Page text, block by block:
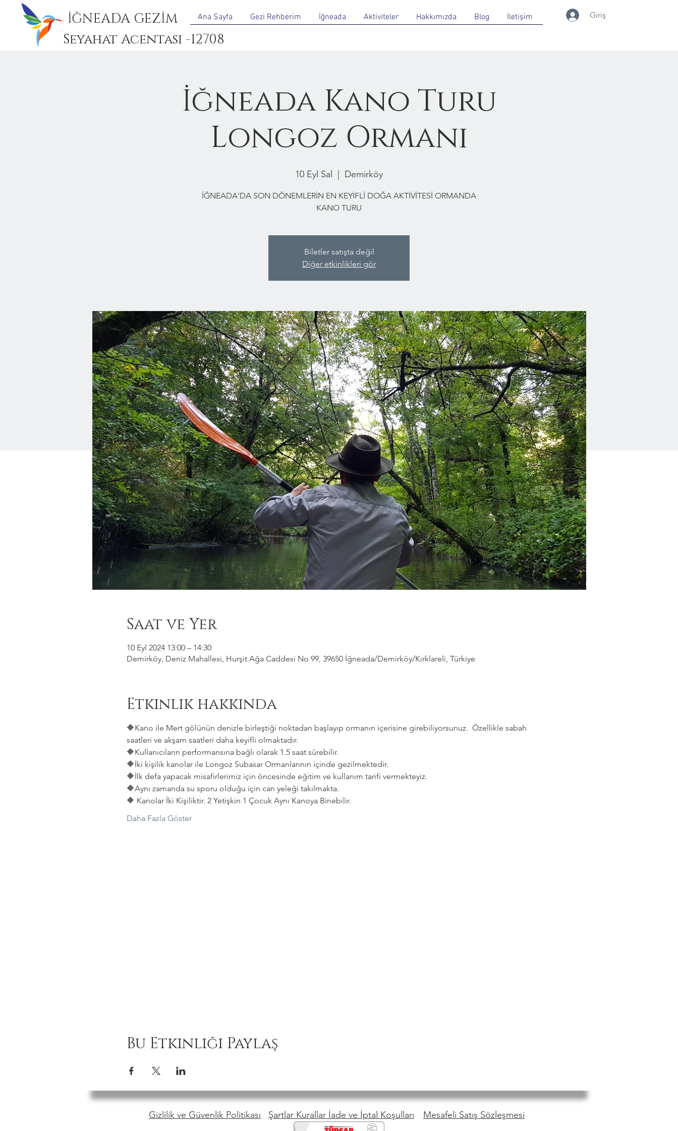
İĞNEADA GEZİM
Seyahat Acentası -12708
Ana Sayfa Gezi Rehberim İğneada Aktiviteler Hakkımızda Blog İletişim Giriş
İğneada Kano Turu
Longoz Ormanı
10 Eyl Sal Demirköy
İĞNEADA'DA SON DÖNEMLERİN EN KEYİFLİ DOĞA AKTİVİTESİ ORMANDA
KANO TURU
Biletler satışta değil
Diğer etkinlikleri gör
Saat ve Yer
10 Eyl 2024 13:00 – 14:30
Demirköy, Deniz Mahallesi, Hurşit Ağa Caddesi No 99, 39650 İğneada/Demirköy/Kırklareli, Türkiye
Etkinlik hakkında
🔶Kano ile Mert gölünün denizle birleştiği noktadan başlayıp ormanın içerisine girebiliyorsunuz.  Özellikle sabah
saatleri ve akşam saatleri daha keyifli olmaktadır.
🔶Kullanıcıların performansına bağlı olarak 1.5 saat sürebilir.
🔶İki kişilik kanolar ile Longoz Subasar Ormanlarının içinde gezilmektedir.
🔶İlk defa yapacak misafirlerimiz için öncesinde eğitim ve kullanım tarifi vermekteyiz.
🔶Aynı zamanda su sporu olduğu için can yeleği takılmakta.
🔶 Kanolar İki Kişiliktir. 2 Yetişkin 1 Çocuk Aynı Kanoya Binebilir.
Daha Fazla Göster
Bu Etkinliği Paylaş
Gizlilik ve Güvenlik Politikası Şartlar Kurallar İade ve İptal Koşulları Mesafeli Satış Sözleşmesi